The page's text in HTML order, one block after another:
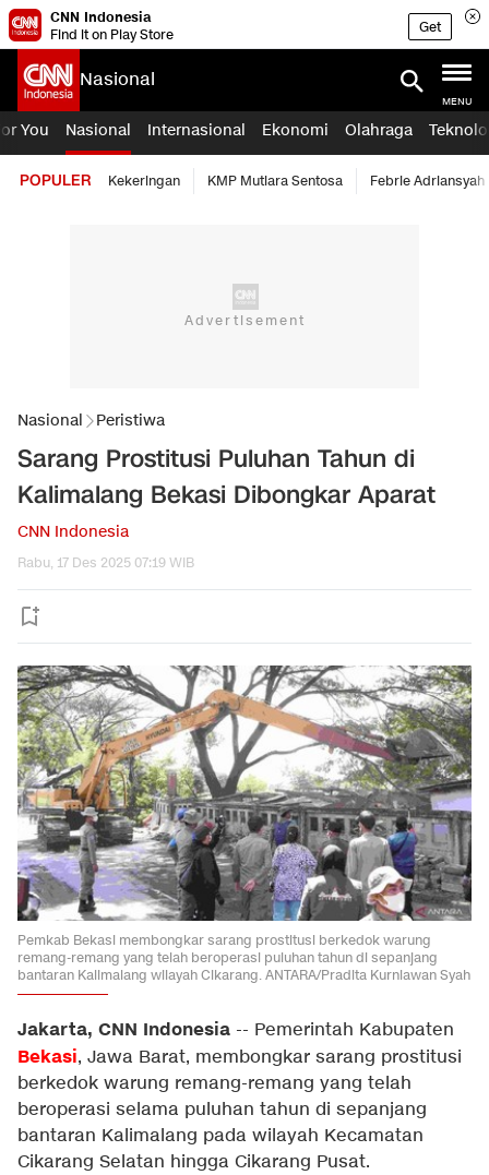
CNN Indonesia
Find it on Play Store
Get
Nasional
MENU
You Nasional Internasional Ekonomi Olahraga
POPULER Kekeringan KMP Mutiara Sentosa Febrie Adriansyah
Nasional Peristiwa
Sarang Prostitusi Puluhan Tahun di
Kalimalang Bekasi Dibongkar Aparat
CNN Indonesia
Rabu, 17 Des 2025 07:19 WIB
Pemkab Bekasi membongkar sarang prostitusi berkedok warung
remang-remang yang telah beroperasi puluhan tahun di sepanjang
bantaran Kalimalang wilayah Cikarang. ANTARA/Pradita Kurniawan Syah
Jakarta, CNN Indonesia -- Pemerintah Kabupaten
Bekasi, Jawa Barat, membongkar sarang prostitusi
berkedok warung remang-remang yang telah
beroperasi selama puluhan tahun di sepanjang
bantaran Kalimalang pada wilayah Kecamatan
Cikarang Selatan hingga Cikarang Pusat.